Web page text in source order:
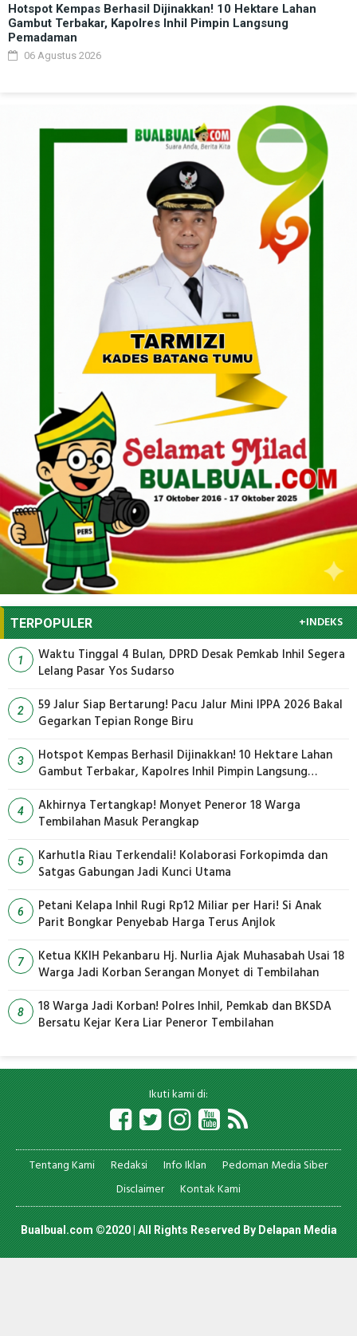
Hotspot Kempas Berhasil Dijinakkan! 10 Hektare Lahan
Gambut Terbakar, Kapolres Inhil Pimpin Langsung
Pemadaman
06 Agustus 2026
TERPOPULER +INDEKS
1
Waktu Tinggal 4 Bulan, DPRD Desak Pemkab Inhil Segera
Lelang Pasar Yos Sudarso
2
59 Jalur Siap Bertarung! Pacu Jalur Mini IPPA 2026 Bakal
Gegarkan Tepian Ronge Biru
3
Hotspot Kempas Berhasil Dijinakkan! 10 Hektare Lahan
Gambut Terbakar, Kapolres Inhil Pimpin Langsung
4
Akhirnya Tertangkap! Monyet Peneror 18 Warga
Tembilahan Masuk Perangkap
5
Karhutla Riau Terkendali! Kolaborasi Forkopimda dan
Satgas Gabungan Jadi Kunci Utama
6
Petani Kelapa Inhil Rugi Rp12 Miliar per Hari! Si Anak
Parit Bongkar Penyebab Harga Terus Anjlok
7
Ketua KKIH Pekanbaru Hj. Nurlia Ajak Muhasabah Usai 18
Warga Jadi Korban Serangan Monyet di Tembilahan
8
18 Warga Jadi Korban! Polres Inhil, Pemkab dan BKSDA
Bersatu Kejar Kera Liar Peneror Tembilahan
Ikuti kami di:
Tentang Kami Redaksi Info Iklan
Pedoman Media Siber
Disclaimer
Kontak Kami
Bualbual.com ©2020 | All Rights Reserved ByDelapan Media